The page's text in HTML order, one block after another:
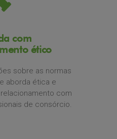
com
ético
sobre as normas
aborda ética e
com
de consórcio.